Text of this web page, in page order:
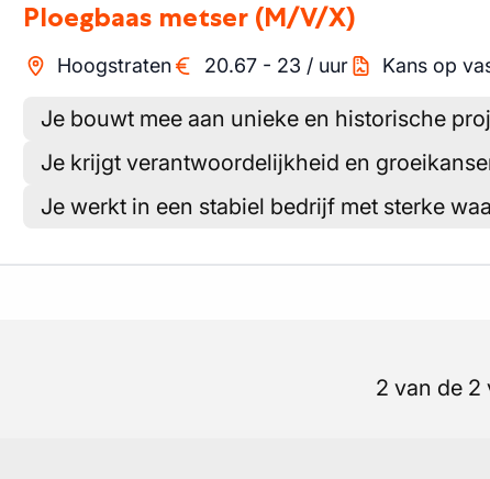
Ploegbaas metser (M/V/X)
Hoogstraten 20.67 - 23 / uur Kans op
Je bouwt mee aan unieke en historische
Je krijgt verantwoordelijkheid en
Je werkt in een stabiel bedrijf met sterke
2 van de 2